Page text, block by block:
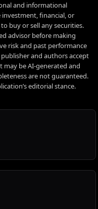
and informational
financial, or
buy or sell any securities.
advisor before making
risk and past performance
and authors accept
may be AI-generated and
are not guaranteed.
editorial stance.